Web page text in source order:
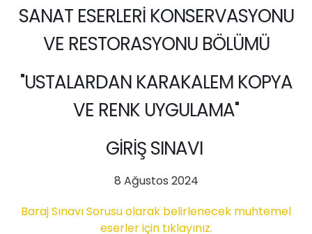
SANAT ESERLERİ KONSERVASYONU
VE RESTORASYONU BÖLÜMÜ
"USTALARDAN KARAKALEM KOPYA
VE RENK UYGULAMA"
GİRİŞ SINAVI
8 Ağustos 2024
Baraj Sınavı Sorusu olarak belirlenecek muhtemel
eserler için tıklayınız.